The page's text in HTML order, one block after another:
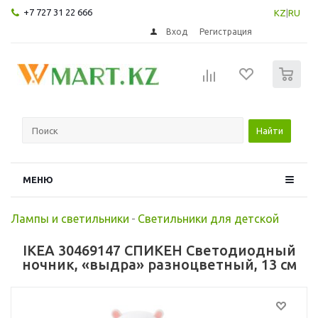
+7 727 31 22 666 KZ RU
Вход Регистрация
Найти
МЕНЮ
Лампы и светильники - Светильники для детской
IKEA 30469147 СПИКЕН Светодиодный
ночник, «выдра» разноцветный, 13 см